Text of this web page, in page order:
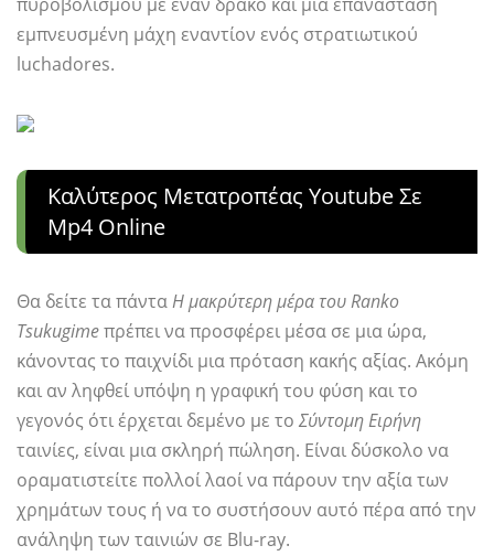
πυροβολισμού με έναν δράκο και μια επανάσταση
εμπνευσμένη μάχη εναντίον ενός στρατιωτικού
luchadores.
Καλύτερος Μετατροπέας Youtube Σε
Mp4 Online
Θα δείτε τα πάνταΗ μακρύτερη μέρα του Ranko
Tsukugimeπρέπει να προσφέρει μέσα σε μια ώρα,
κάνοντας το παιχνίδι μια πρόταση κακής αξίας. Ακόμη
και αν ληφθεί υπόψη η γραφική του φύση και το
γεγονός ότι έρχεται δεμένο με το Σύντομη Ειρήνη
ταινίες, είναι μια σκληρή πώληση. Είναι δύσκολο να
οραματιστείτε πολλοί λαοί να πάρουν την αξία των
χρημάτων τους ή να το συστήσουν αυτό πέρα ​​από την
ανάληψη των ταινιών σε Blu-ray.